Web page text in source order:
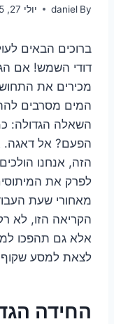
By
daniel יולי 27, 2025
ברוכים הבאים
דודי השמש! אם
מכירים את
המים מסרבים
השאלה הגדולה:
הפעם? אל דאגה.
הזה, אנחנו
לפרק את
מאחורי שעת
הקריאה הזו, לא
אלא גם תהפכו
לצאת למסע שקוף
החידה